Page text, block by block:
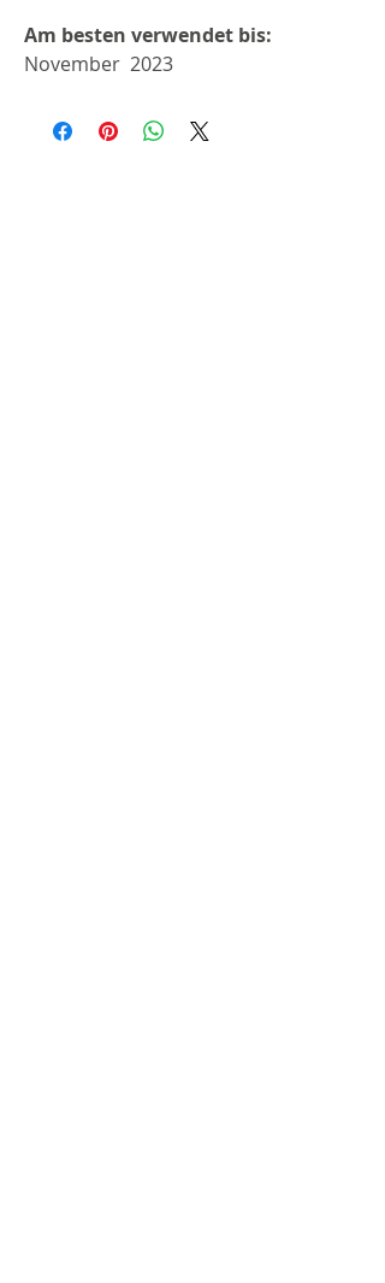
Am besten verwendet bis:
November 2023